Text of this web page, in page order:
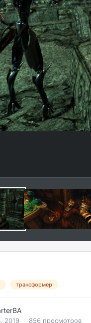
трансформер
2019 856 просмотров